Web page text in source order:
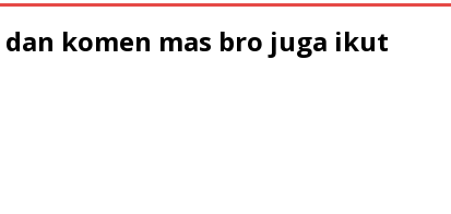
komen mas bro juga ikut